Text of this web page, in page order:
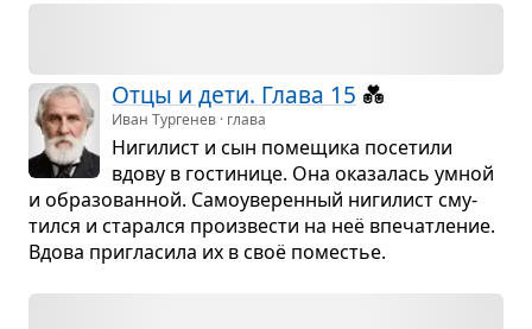
Отцы и дети. Глава 15 💑
Иван Тургенев · глава
Ниги­лист и сын поме­щика посе­тили
вдову в гости­нице. Она ока­за­лась умной
и обра­зо­ван­ной. Само­уве­рен­ный ниги­лист сму­
тился и ста­рался про­из­ве­сти на неё впе­чат­ле­ние.
Вдова при­гла­сила их в своё поме­стье.